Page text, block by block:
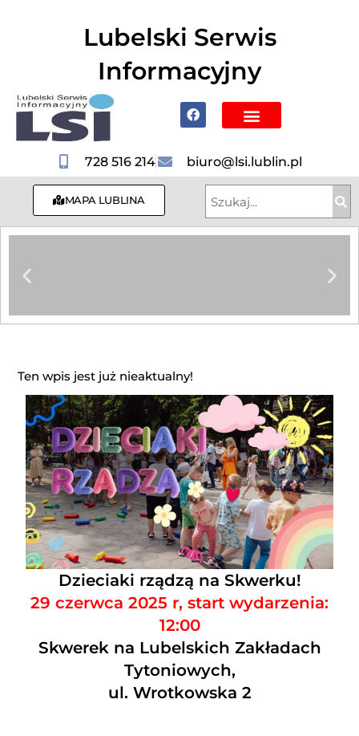
Lubelski Serwis
Informacyjny
728 516 214 biuro@lsi.lublin.pl
MAPA LUBLINA
Ten wpis jest już nieaktualny!
Dzieciaki rządzą na Skwerku!
29 czerwca 2025 r, start wydarzenia:
12:00
Skwerek na Lubelskich Zakładach
Tytoniowych,
ul. Wrotkowska 2